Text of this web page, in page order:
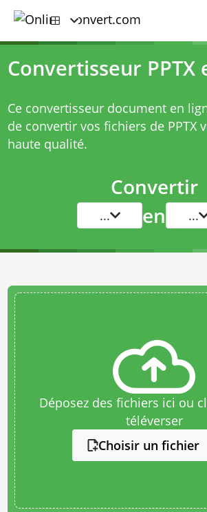
Convertisseur PPTX
Ce convertisseur document en
de convertir vos fichiers de PPTX
haute qualité.
Convertir
... en ...
Déposez des fichiers ici ou
téléverser
Choisir un fichier